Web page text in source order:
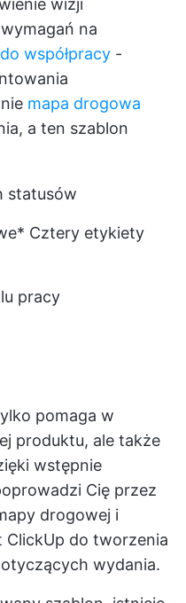
na
współpracy -
mapa drogowa
a ten szablon
statusów
* Cztery etykiety
pracy
pomaga w
produktu, ale także
wstępnie
Cię przez
drogowej i
ClickUp do tworzenia
wydania.